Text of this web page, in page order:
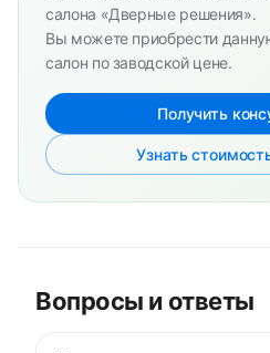
салона «Дверные решения».
Вы можете приобрести
салон по заводской цене.
Получить
Узнать
Вопросы и ответы